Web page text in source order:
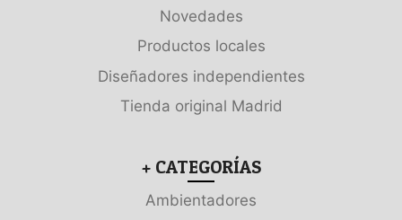
Novedades
Productos locales
Diseñadores independientes
Tienda original Madrid
+ CATEGORÍAS
Ambientadores